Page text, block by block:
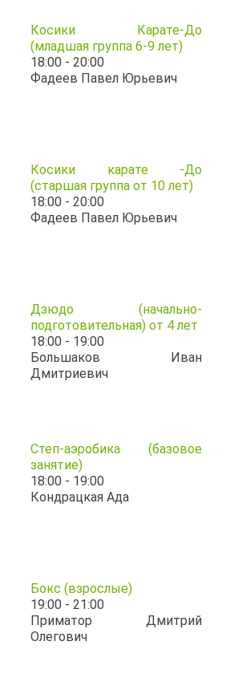
Косики Карате-До
(младшая группа 6-9 лет)
18:00 - 20:00
Фадеев Павел Юрьевич
Косики карате -До
(старшая группа от 10 лет)
18:00 - 20:00
Фадеев Павел Юрьевич
Дзюдо (начально-
подготовительная) от 4 лет
18:00 - 19:00
Большаков Иван
Дмитриевич
Степ-аэробика (базовое
занятие)
18:00 - 19:00
Кондрацкая Ада
Бокс (взрослые)
19:00 - 21:00
Приматор Дмитрий
Олегович